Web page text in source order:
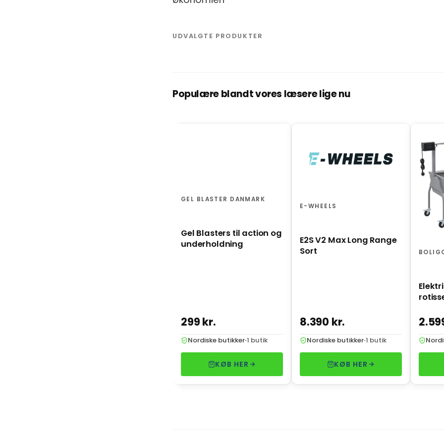
UDVALGTE PRODUKTER
Populære blandt vores læsere lige nu
GEL BLASTER DANMARK
Gel Blasters til action og
underholdning
299 kr.
Nordiske butikker·1 butik
KØB HER
E-WHEELS
E2S V2 Max Long Range
Sort
8.390 kr.
Nordiske butikker·1 butik
KØB HER